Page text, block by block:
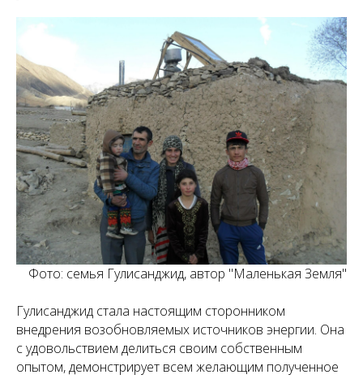
Фото: семья Гулисанджид, автор "Маленькая Земля"
Гулисанджид стала настоящим сторонником
внедрения возобновляемых источников энергии. Она
с удовольствием делиться своим собственным
опытом, демонстрирует всем желающим полученное